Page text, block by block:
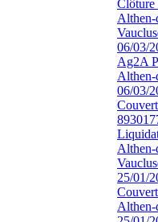
Althen-
06/03/
Ag2A
Althen-
06/03/
Althen-
25/01/
Althen-